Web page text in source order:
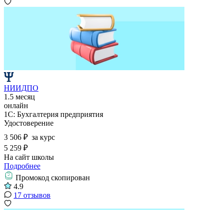
НИИДПО
1.5 месяц
онлайн
1С: Бухгалтерия предприятия
Удостоверение
3 506 ₽ за курс
5 259 ₽
На сайт школы
Подробнее
Промокод скопирован
4.9
17 отзывов